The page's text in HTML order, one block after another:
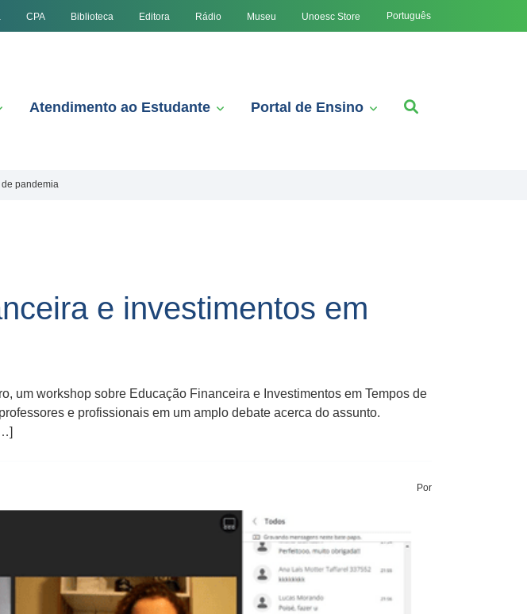
CPA Biblioteca Editora Rádio Museu Unoesc Store Português
Atendimento ao Estudante Portal de Ensino
pandemia
e investimentos em
um workshop sobre Educação Financeira e Investimentos em Tempos de
e profissionais em um amplo debate acerca do assunto.
Por